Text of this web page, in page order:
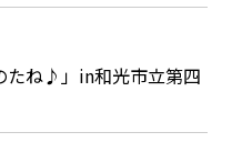
たね♪」in和光市立第四